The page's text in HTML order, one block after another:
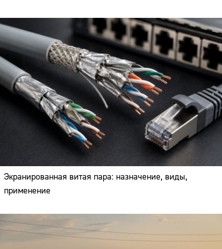
Экранированная витая пара: назначение, виды,
применение